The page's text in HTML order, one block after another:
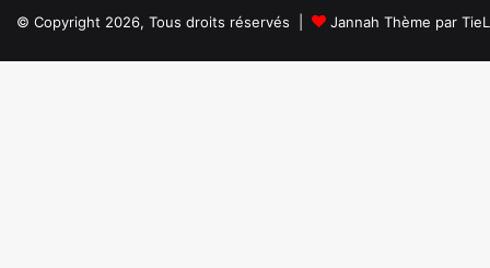
© Copyright 2026, Tous droits réservés | Jannah Thème par